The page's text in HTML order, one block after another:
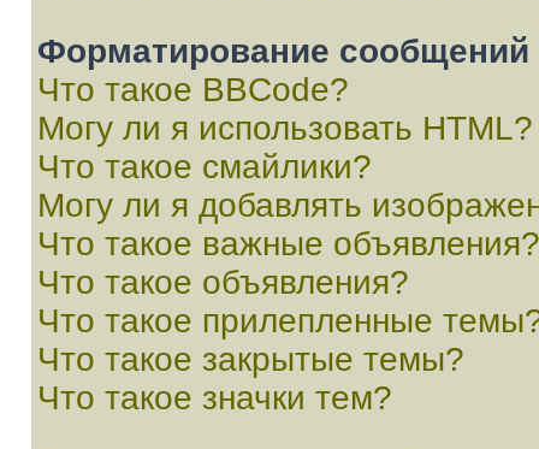
Форматирование
Что такое BBCode?
Могу ли я использовать HTML?
Что такое смайлики?
Могу ли я добавлять
Что такое важные объявления?
Что такое объявления?
Что такое прилепленные
Что такое закрытые темы?
Что такое значки тем?